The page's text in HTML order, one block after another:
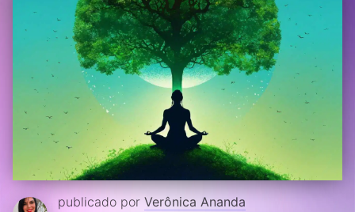
publicado por Verônica Ananda